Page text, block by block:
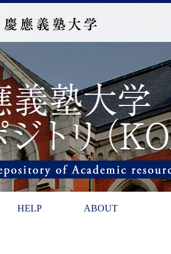
HELP ABOUT